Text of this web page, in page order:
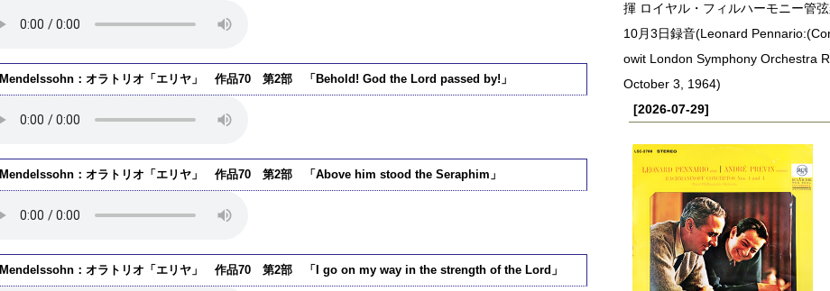
Mendelssohn：オラトリオ「エリヤ」 作品70 第2部 「Behold! God the Lord passed by!」
Mendelssohn：オラトリオ「エリヤ」 作品70 第2部 「Above him stood the Seraphim」
Mendelssohn：オラトリオ「エリヤ」 作品70 第2部 「I go on my way in the strength of the Lord」
揮 ロイヤル・フィルハーモニー管
10月3日録音(Leonard
owit London Symphony Orchestra
October 3, 1964)
[2026-07-29]